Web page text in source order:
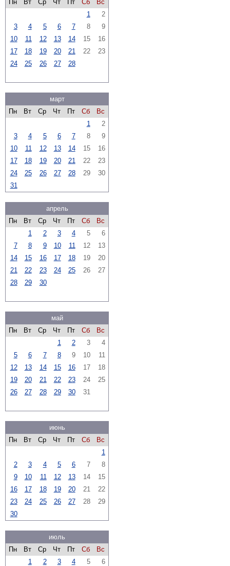
Пн Вт Ср Чт Пт Сб
Вс
1
2
3
4 5 6 7 8
9
10
11 12 13 14 15
16
17
18 19 20 21 22
23
24
25 26 27 28
март
Пн
Вт Ср Чт Пт Сб
Вс
1
2
3
4 5 6 7 8
9
10
11 12 13 14 15
16
17
18 19 20 21 22
23
24
25 26 27 28 29
30
31
апрель
Пн
Вт Ср Чт Пт Сб
Вс
1
2 3 4 5
6
7
8 9 10 11 12
13
14
15 16 17 18 19
20
21
22 23 24 25 26
27
28
29 30
май
Пн
Вт Ср Чт Пт Сб
Вс
1
2 3
4
5
6 7 8 9 10
11
12
13 14 15 16 17
18
19
20 21 22 23 24
25
26
27 28 29 30 31
июнь
Пн
Вт Ср Чт Пт Сб
Вс
1
2
3 4 5 6 7
8
9
10 11 12 13 14
15
16
17 18 19 20 21
22
23
24 25 26 27 28
29
30
июль
Пн
Вт Ср Чт Пт Сб
Вс
1
2 3 4 5
6